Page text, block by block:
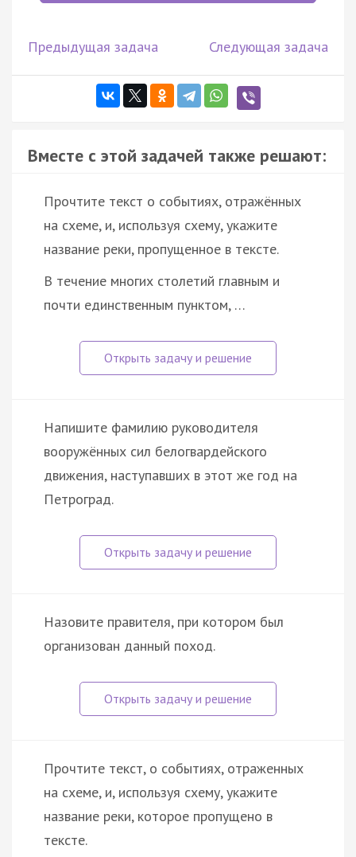
Предыдущая задача Следующая задача
Вместе с этой задачей также решают:
Прочтите текст о событиях, отражённых
на схеме, и, используя схему, укажите
название реки, пропущенное в тексте.
В течение многих столетий главным и
почти единственным пунктом, …
Напишите фамилию руководителя
вооружённых сил белогвардейского
движения, наступавших в этот же год на
Петроград.
Назовите правителя, при котором был
организован данный поход.
Прочтите текст, о событиях, отраженных
на схеме, и, используя схему, укажите
название реки, которое пропущено в
тексте.